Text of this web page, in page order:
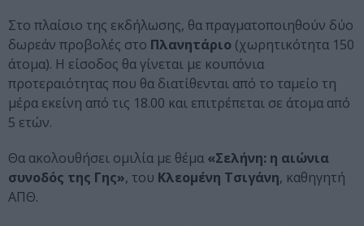
Στο πλαίσιο της εκδήλωσης, θα πραγματοποιηθούν δύο
δωρεάν προβολές στο Πλανητάριο (χωρητικότητα 150
άτομα). Η είσοδος θα γίνεται με κουπόνια
προτεραιότητας που θα διατίθενται από το ταμείο τη
μέρα εκείνη από τις 18.00 και επιτρέπεται σε άτομα από
5 ετών.
Θα ακολουθήσει ομιλία με θέμα «Σελήνη: η αιώνια
συνοδός της Γης», του Κλεομένη Τσιγάνη, καθηγητή
ΑΠΘ.